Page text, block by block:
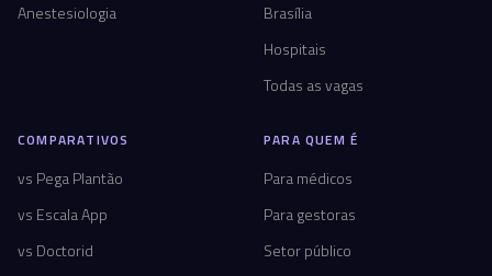
Anestesiologia
Brasília
Hospitais
Todas as vagas
COMPARATIVOS
vs Pega Plantão
vs Escala App
vs Doctorid
PARA QUEM É
Para médicos
Para gestoras
Setor público